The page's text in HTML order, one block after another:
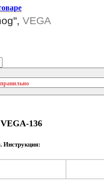
VEGA
136
Инструкция: